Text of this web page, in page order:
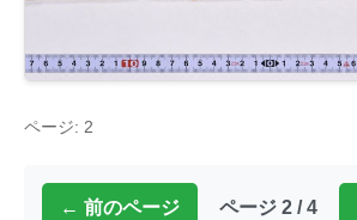
ページ: 2
← 前のページ ページ 2 / 4